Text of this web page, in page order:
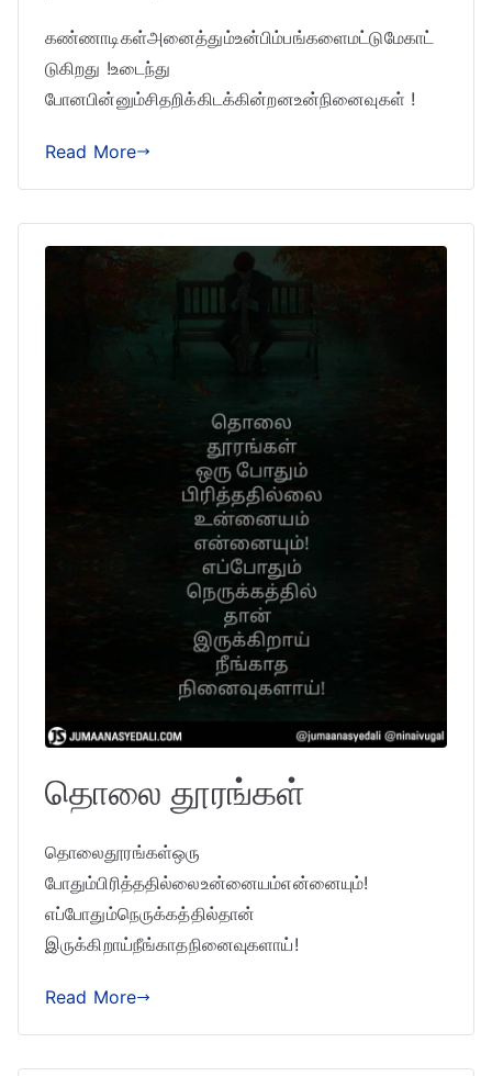
கண்ணாடிகள்அனைத்தும்உன்பிம்பங்களைமட்டுமேகாட்
டுகிறது !உடைந்து
போனபின்னும்சிதறிக்கிடக்கின்றனஉன்நினைவுகள் !
Read More
தொலை தூரங்கள்
தொலைதூரங்கள்ஒரு
போதும்பிரித்ததில்லைஉன்னையம்என்னையும்!
எப்போதும்நெருக்கத்தில்தான்
இருக்கிறாய்நீங்காதநினைவுகளாய்!
Read More